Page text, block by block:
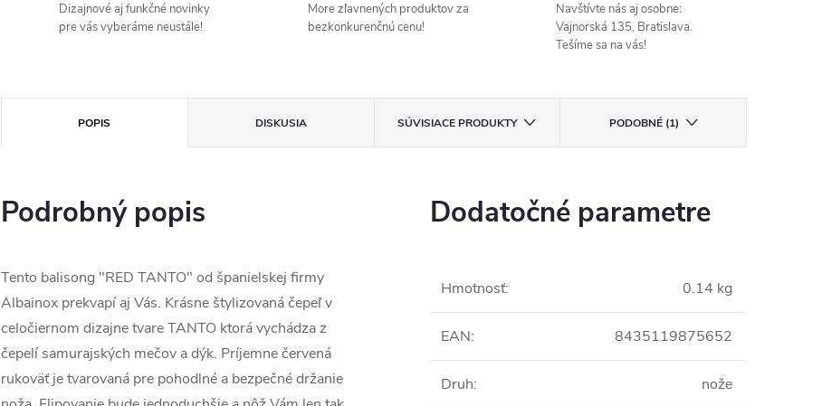
Dizajnové aj funkčné novinky
pre vás vyberáme neustále!
More zľavnených produktov za
bezkonkurenčnú cenu!
Navštívte nás aj osobne:
Vajnorská 135, Bratislava.
Tešíme sa na vás!
POPIS DISKUSIA SÚVISIACE PRODUKTY PODOBNÉ (1)
Podrobný popis
Tento balisong "RED TANTO" od španielskej firmy
Albainox prekvapí aj Vás. Krásne štylizovaná čepeľ v
celočiernom dizajne tvare TANTO ktorá vychádza z
čepelí samurajských mečov a dýk. Príjemne červená
rukoväť je tvarovaná pre pohodlné a bezpečné držanie
Dodatočné parametre
Hmotnosť: 0.14 kg
EAN: 8435119875652
Druh: nože